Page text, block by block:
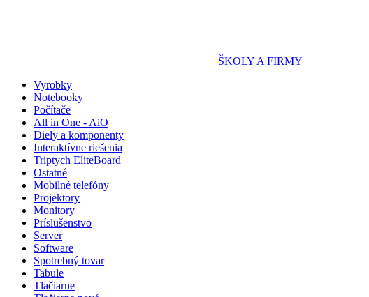
ŠKOLY A FIRMY
Vyrobky
Notebooky
Počítače
All in One - AiO
Diely a komponenty
Interaktívne riešenia
Triptych EliteBoard
Ostatné
Mobilné telefóny
Projektory
Monitory
Príslušenstvo
Server
Software
Spotrebný tovar
Tabule
Tlačiarne